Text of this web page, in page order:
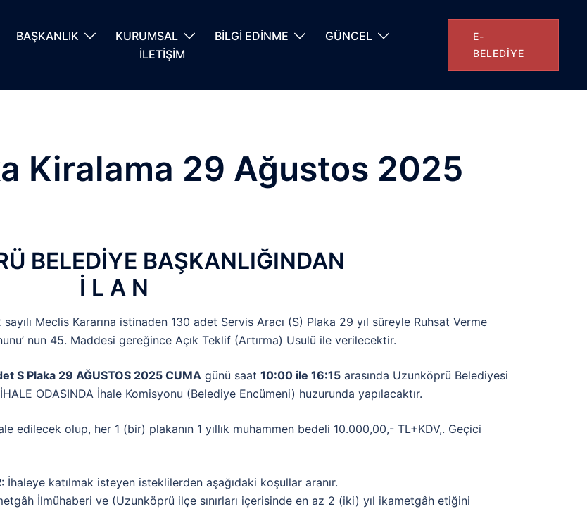
BAŞKANLIK KURUMSAL BİLGİ EDİNME
GÜNCEL
İLETİŞİM
E-
BELEDIYE
Kiralama 29 Ağustos 2025
BELEDİYE BAŞKANLIĞINDAN
İ L A N
Meclis Kararına istinaden 130 adet Servis Aracı (S) Plaka 29 yıl süreyle Ruhsat Verme
nun 45. Maddesi gereğince Açık Teklif (Artırma) Usulü ile verilecektir.
S Plaka 29 AĞUSTOS 2025 CUMA günü saat 10:00 ile 16:15 arasında Uzunköprü Belediyesi
ODASINDA İhale Komisyonu (Belediye Encümeni) huzurunda yapılacaktır.
edilecek olup, her 1 (bir) plakanın 1 yıllık muhammen bedeli 10.000,00,- TL+KDV,. Geçici
İhaleye katılmak isteyen isteklilerden aşağıdaki koşullar aranır.
İlmühaberi ve (Uzunköprü ilçe sınırları içerisinde en az 2 (iki) yıl ikametgâh etiğini